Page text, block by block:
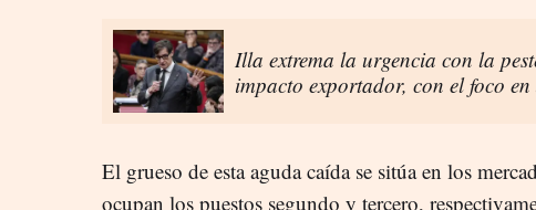
Illa extrema la urgencia con la
impacto exportador, con el foco
El grueso de esta aguda caída se sitúa en los
ocupan los puestos segundo y tercero,